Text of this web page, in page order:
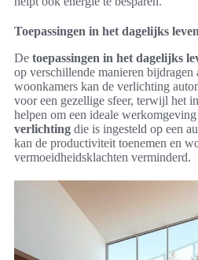
Toepassingen in het dagelijks leven
De toepassingen in het dagelijks
op verschillende manieren
woonkamers kan de verlichting
voor een gezellige sfeer, terwijl het
helpen om een ideale
verlichting die is ingesteld op een
kan de productiviteit toenemen en
vermoeidheidsklachten verminderd.